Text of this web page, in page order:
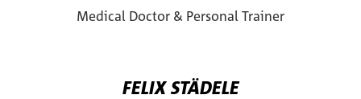
Medical Doctor & Personal Trainer
FELIX STÄDELE